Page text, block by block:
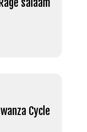
salaam
Cycle